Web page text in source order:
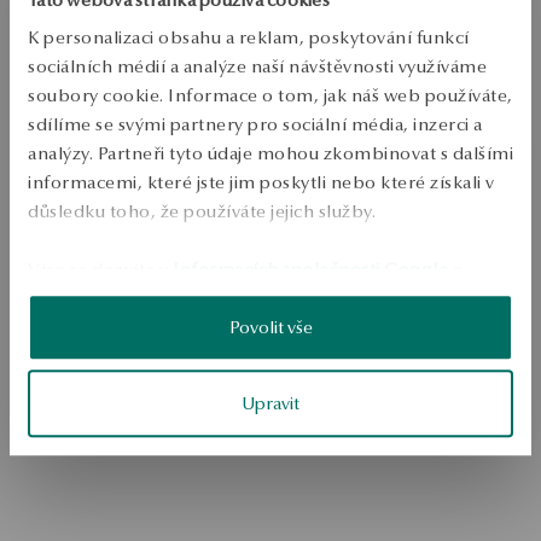
K personalizaci obsahu a reklam, poskytování funkcí
sociálních médií a analýze naší návštěvnosti využíváme
soubory cookie. Informace o tom, jak náš web používáte,
sdílíme se svými partnery pro sociální média, inzerci a
analýzy. Partneři tyto údaje mohou zkombinovat s dalšími
informacemi, které jste jim poskytli nebo které získali v
důsledku toho, že používáte jejich služby.
zpracování údajů.
Povolit vše
Upravit
Přejít na domovskou stránku